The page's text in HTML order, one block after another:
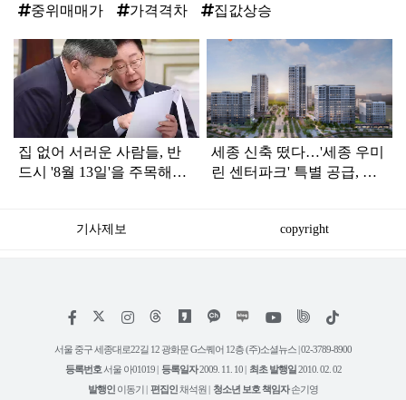
중위매매가
가격격차 집값상승
탑
라
인
집 없어 서러운 사람들, 반
드시 '8월 13일'을 주목해야
세종 신축 떴다…'세종 우미
린 센터파크' 특별 공급, 분
기사제보 copyright
페
스
인
타
램
위
트
유
튜
틱
서울 중구 세종대로22길 12 광화문 G스퀘어 12층 (주)소셜뉴스 | 02-3789-8900
등록번호 서울 아01019 | 등록일자2009. 11. 10 | 최초 발행일2010. 02. 02
발행인 이동기 | 편집인채석원 | 청소년 보호 책임자손기영